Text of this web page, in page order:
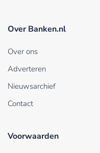
Over Banken.nl
Over ons
Adverteren
Nieuwsarchief
Contact
Voorwaarden